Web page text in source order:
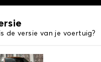
de versie van je voertuig?